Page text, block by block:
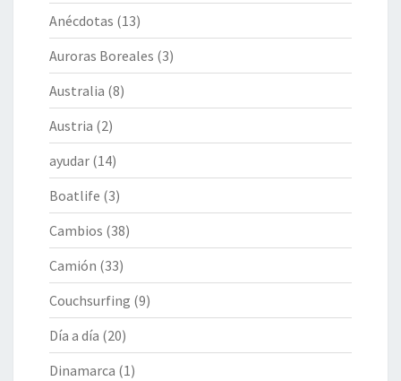
Anécdotas (13)
Auroras Boreales (3)
Australia (8)
Austria (2)
ayudar (14)
Boatlife (3)
Cambios (38)
Camión (33)
Couchsurfing (9)
Día a día (20)
Dinamarca (1)